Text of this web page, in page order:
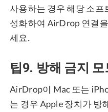
사용하는 경우 해당 소
성화하여 AirDrop 연결
세요.
팁9. 방해 금지 모
AirDrop이 Mac 또는
는 경우 Apple 장치가 방